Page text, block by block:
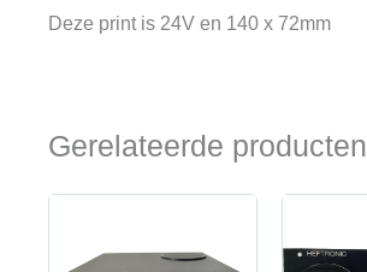
Deze print is 24V en 140 x 72mm
Gerelateerde producten